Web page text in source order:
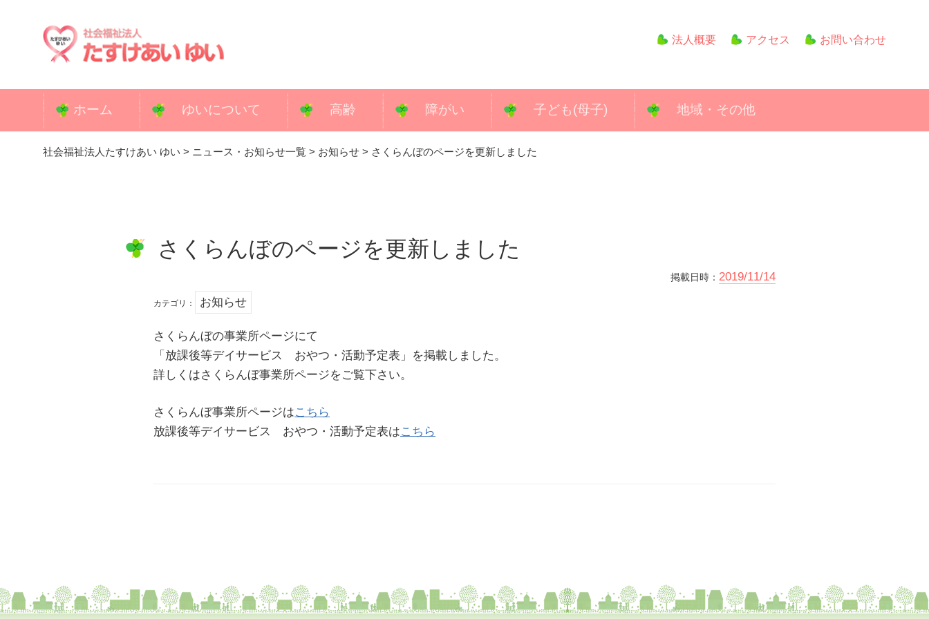
ツ
法人概要 アクセス お問い合わせ
ホーム ゆいについて 高齢 障がい 子ども(母子) 地域・その他
社会福祉法人たすけあい ゆい > ニュース・お知らせ一覧 > お知らせ > さくらんぼのページを更新しました
さくらんぼのページを更新しました
掲載日時： 2019/11/14
カテゴリ： お知らせ
さくらんぼの事業所ページにて
「放課後等デイサービス おやつ・活動予定表」を掲載しました。
詳しくはさくらんぼ事業所ページをご覧下さい。
さくらんぼ事業所ページはこちら
放課後等デイサービス おやつ・活動予定表はこちら
投